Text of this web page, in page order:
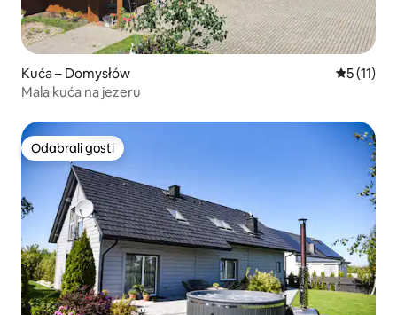
Kuća – Domysłów
5 (11)
Mala kuća na jezeru
Odabrali gosti
Odabrali gosti